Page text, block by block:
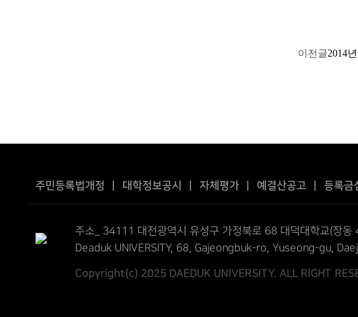
이전글2014
주민등록법개정 대학정보공시 자체평가 예결산공고 등록금
주소_ 34111 대전광역시 유성구 가정북로 68 대덕대학교(장동
Deaduk UNIVERSITY, 68, Gajeongbuk-ro, Yuseong-gu,
Copyright(c) 2025 DAEDUK UNIVERSITY. ALL RIGHT